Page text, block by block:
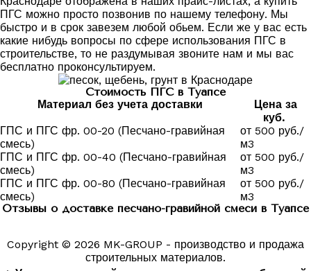
ПГС можно просто позвонив по нашему телефону. Мы
быстро и в срок завезем любой обьем. Если же у вас есть
какие нибудь вопросы по сфере использования ПГС в
строительстве, то не раздумывая звоните нам и мы вас
бесплатно проконсультируем.
Стоимость ПГС в Туапсе
Материал без учета доставки
Цена за
куб.
ГПС и ПГС фр. 00-20 (Песчано-гравийная
смесь)
от 500 руб./
м3
ГПС и ПГС фр. 00-40 (Песчано-гравийная
смесь)
от 500 руб./
м3
ГПС и ПГС фр. 00-80 (Песчано-гравийная
смесь)
от 500 руб./
м3
Отзывы о доставке песчано-гравийной смеси в Туапсе
Copyright © 2026 MK-GROUP - производство и продажа
строительных материалов.